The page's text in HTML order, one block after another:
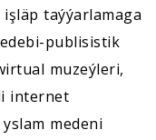
taýýarlamaga
publisistik
muzeýleri,
internet
medeni